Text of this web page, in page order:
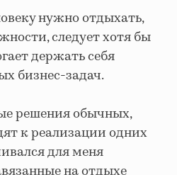
нужно отдыхать,
следует хотя бы
держать себя
бизнес-задач.
решения обычных,
к реализации одних
для меня